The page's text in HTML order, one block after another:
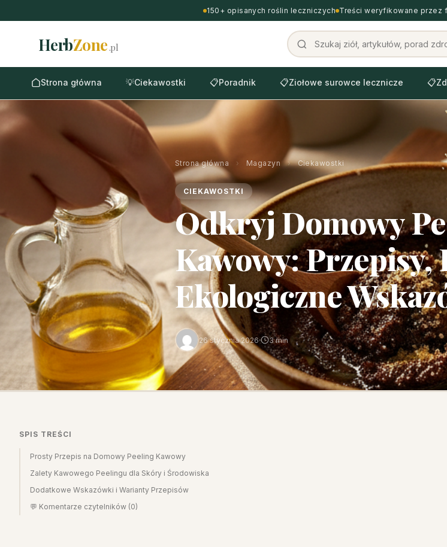
150+ opisanych roślin leczniczych Treści weryfikowane przez
HerbZone.pl
Strona główna 💡Ciekawostki 📋Poradnik 📋Ziołowe surowce lecznicze 📋
Strona główna › Magazyn › Ciekawostki
CIEKAWOSTKI
Odkryj Domowy
Kawowy: Przepisy,
Ekologiczne
26 stycznia 2026· 3 min
SPIS TREŚCI
Prosty Przepis na Domowy Peeling Kawowy
Zalety Kawowego Peelingu dla Skóry i Środowiska
Dodatkowe Wskazówki i Warianty Przepisów
💬 Komentarze czytelników (0)